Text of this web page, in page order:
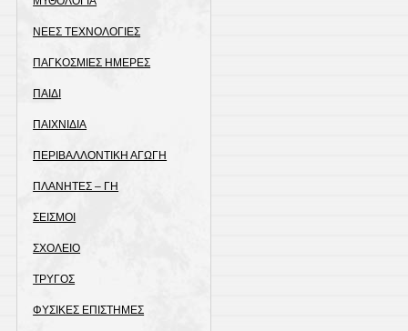
ΝΕΕΣ ΤΕΧΝΟΛΟΓΙΕΣ
ΠΑΓΚΟΣΜΙΕΣ ΗΜΕΡΕΣ
ΠΑΙΔΙ
ΠΑΙΧΝΙΔΙΑ
ΠΕΡΙΒΑΛΛΟΝΤΙΚΗ ΑΓΩΓΗ
ΠΛΑΝΗΤΕΣ – ΓΗ
ΣΕΙΣΜΟΙ
ΣΧΟΛΕΙΟ
ΤΡΥΓΟΣ
ΦΥΣΙΚΕΣ ΕΠΙΣΤΗΜΕΣ